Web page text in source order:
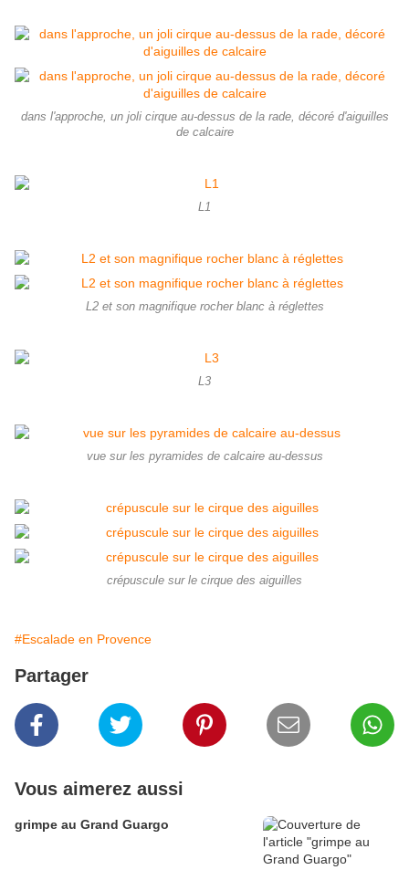
dans l'approche, un joli cirque au-dessus de la rade, décoré d'aiguilles
de calcaire
L1
L2 et son magnifique rocher blanc à réglettes
L3
vue sur les pyramides de calcaire au-dessus
crépuscule sur le cirque des aiguilles
#Escalade en Provence
Partager
Vous aimerez aussi
grimpe au Grand Guargo